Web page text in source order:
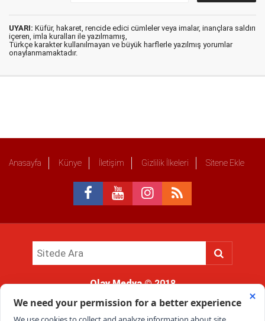
UYARI: Küfür, hakaret, rencide edici cümleler veya imalar, inançlara saldırı
içeren, imla kuralları ile yazılmamış,
Türkçe karakter kullanılmayan ve büyük harflerle yazılmış yorumlar
onaylanmamaktadır.
Anasayfa Künye İletişim Gizlilik İlkeleri Sitene Ekle
Olay Medya© 2018
kullanımı hukuki yaptırıma tabidir.